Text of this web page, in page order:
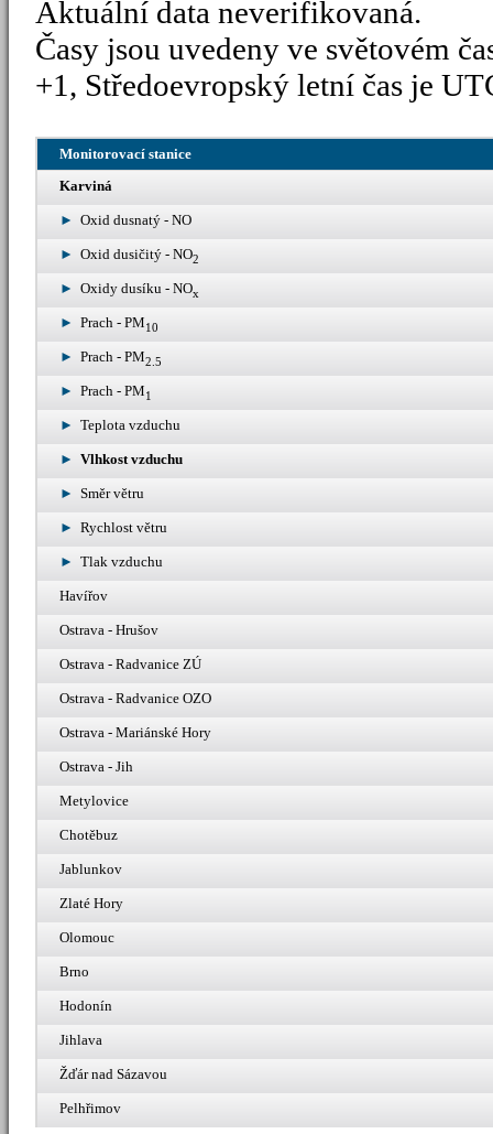
Monitorovací stanice
Karviná
Oxid dusnatý - NO
Oxid dusičitý - NO2
Oxidy dusíku - NOx
Prach - PM10
Prach - PM2.5
Prach - PM1
Teplota vzduchu
Vlhkost vzduchu
Směr větru
Rychlost větru
Tlak vzduchu
Havířov
Ostrava - Hrušov
Ostrava - Radvanice ZÚ
Ostrava - Radvanice OZO
Ostrava - Mariánské Hory
Ostrava - Jih
Metylovice
Chotěbuz
Jablunkov
Zlaté Hory
Olomouc
Brno
Hodonín
Jihlava
Žďár nad Sázavou
Pelhřimov
Aktuální data neverifikovaná.
Časy jsou uvedeny ve světovém
+1, Středoevropský letní čas je